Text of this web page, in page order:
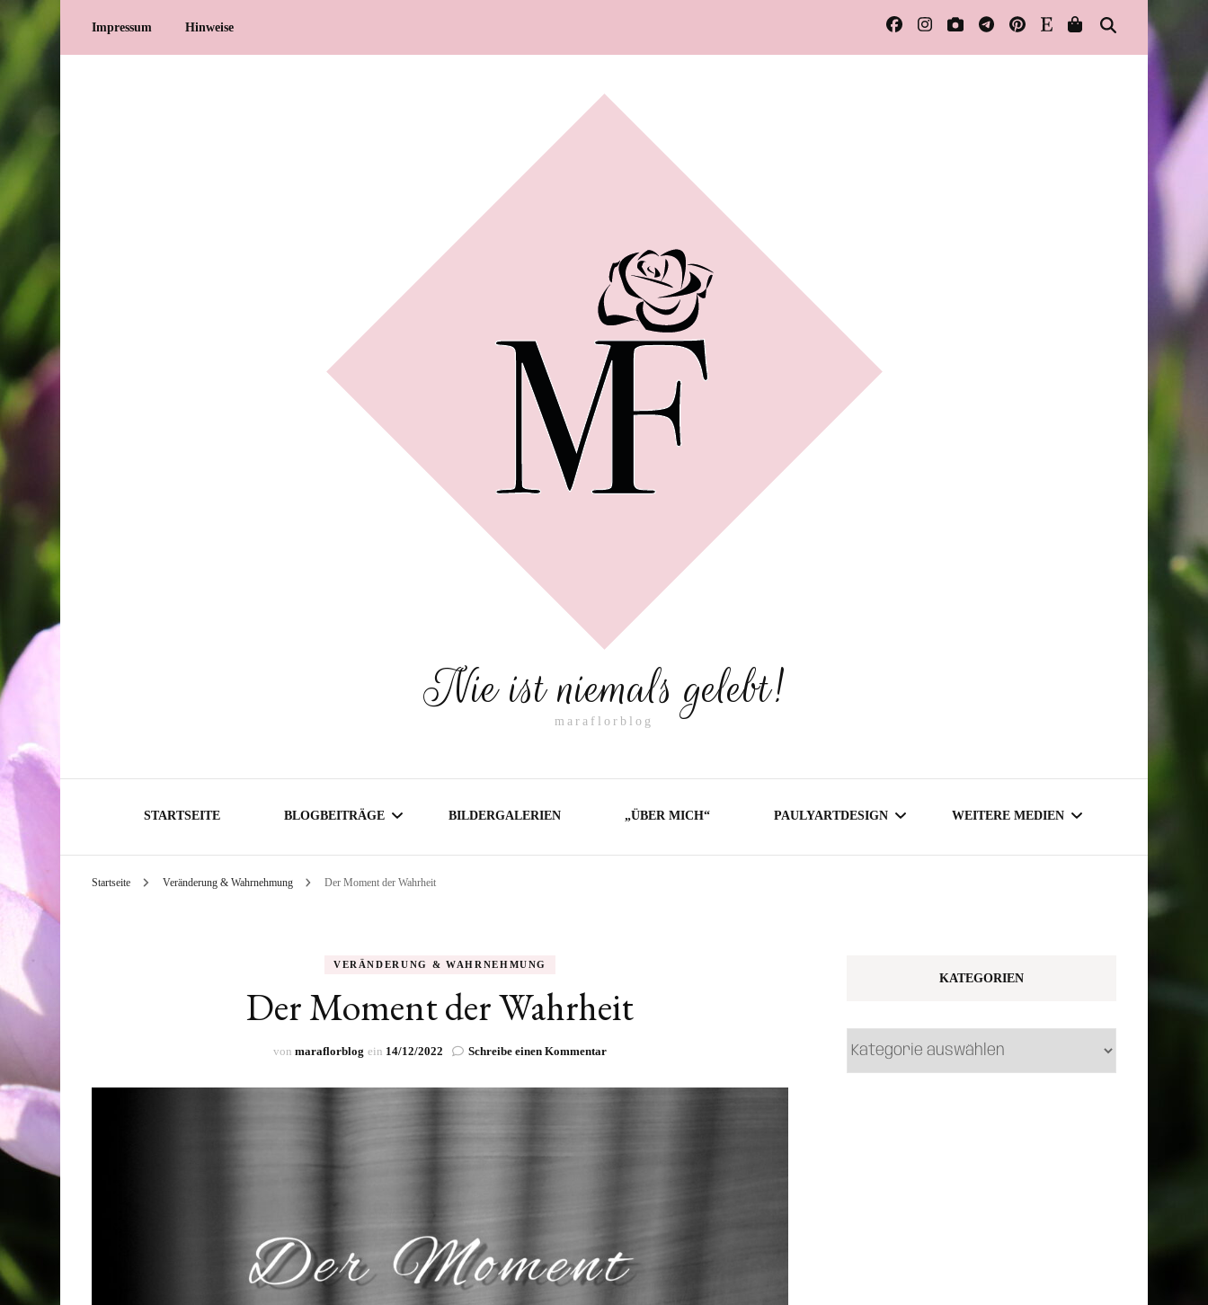
Impressum Hinweise
Nie ist niemals gelebt!
maraflorblog
STARTSEITE BLOGBEITRÄGE BILDERGALERIEN „ÜBER MICH“ PAULYARTDESIGN WEITERE MEDIEN
Startseite Veränderung & Wahrnehmung Der Moment der Wahrheit
VERÄNDERUNG & WAHRNEHMUNG
Der Moment der Wahrheit
von maraflorblog ein 14/12/2022 Schreibe einen Kommentarzu
Moment
KATEGORIEN
Kategorien